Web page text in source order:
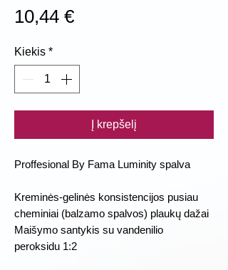
10,44 €Price
Kiekis *
Į krepšelį
Proffesional By Fama Luminity spalva
Kreminės-gelinės konsistencijos pusiau
cheminiai (balzamo spalvos) plaukų dažai
Maišymo santykis su vandenilio
peroksidu 1:2